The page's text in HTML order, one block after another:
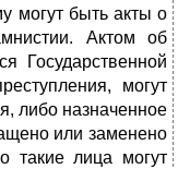
могут быть акты о
Актом об
Государственной
могут
либо назначенное
или заменено
такие лица могут